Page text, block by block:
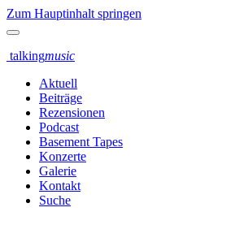
Zum Hauptinhalt springen
talkingmusic
Aktuell
Beiträge
Rezensionen
Podcast
Basement Tapes
Konzerte
Galerie
Kontakt
Suche